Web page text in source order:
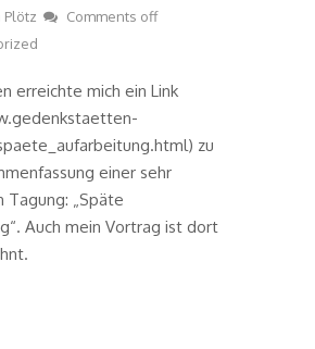
Plötz
Comments off
erreichte mich ein Link
zu
einer sehr
Tagung: „Späte
Auch mein Vortrag ist dort